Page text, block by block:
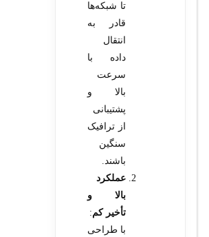
تا شبکه‌ها
قادر به
انتقال
داده با
سرعت
بالا و
پشتیبانی
از ترافیک
سنگین
باشند.
عملکرد
بالا و
تأخیر کم:
با طراحی